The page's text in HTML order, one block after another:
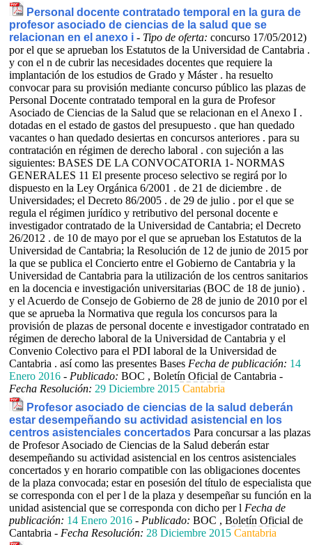
Personal docente contratado temporal en la gura de
profesor asociado de ciencias de la salud que se
relacionan en el anexo i - Tipo de oferta: concurso 17/05/2012)
por el que se aprueban los Estatutos de la Universidad de Cantabria .
y con el n de cubrir las necesidades docentes que requiere la
implantación de los estudios de Grado y Máster . ha resuelto
convocar para su provisión mediante concurso público las plazas de
Personal Docente contratado temporal en la gura de Profesor
Asociado de Ciencias de la Salud que se relacionan en el Anexo I .
dotadas en el estado de gastos del presupuesto . que han quedado
vacantes o han quedado desiertas en concursos anteriores . para su
contratación en régimen de derecho laboral . con sujeción a las
siguientes: BASES DE LA CONVOCATORIA 1- NORMAS
GENERALES 11 El presente proceso selectivo se regirá por lo
dispuesto en la Ley Orgánica 6/2001 . de 21 de diciembre . de
Universidades; el Decreto 86/2005 . de 29 de julio . por el que se
regula el régimen jurídico y retributivo del personal docente e
investigador contratado de la Universidad de Cantabria; el Decreto
26/2012 . de 10 de mayo por el que se aprueban los Estatutos de la
Universidad de Cantabria; la Resolución de 12 de junio de 2015 por
la que se publica el Concierto entre el Gobierno de Cantabria y la
Universidad de Cantabria para la utilización de los centros sanitarios
en la docencia e investigación universitarias (BOC de 18 de junio) .
y el Acuerdo de Consejo de Gobierno de 28 de junio de 2010 por el
que se aprueba la Normativa que regula los concursos para la
provisión de plazas de personal docente e investigador contratado en
régimen de derecho laboral de la Universidad de Cantabria y el
Convenio Colectivo para el PDI laboral de la Universidad de
Cantabria . así como las presentes Bases Fecha de publicación: 14
Enero 2016 - Publicado: BOC , Boletín Oficial de Cantabria -
Fecha Resolución: 29 Diciembre 2015 Cantabria
Profesor asociado de ciencias de la salud deberán
estar desempeñando su actividad asistencial en los
centros asistenciales concertados Para concursar a las plazas
de Profesor Asociado de Ciencias de la Salud deberán estar
desempeñando su actividad asistencial en los centros asistenciales
concertados y en horario compatible con las obligaciones docentes
de la plaza convocada; estar en posesión del título de especialista que
se corresponda con el per l de la plaza y desempeñar su función en la
unidad asistencial que se corresponda con dicho per l Fecha de
publicación: 14 Enero 2016 - Publicado: BOC , Boletín Oficial de
Cantabria - Fecha Resolución: 28 Diciembre 2015 Cantabria